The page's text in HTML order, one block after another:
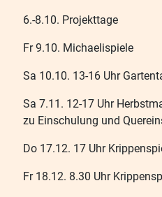
6.-8.10. Projekttage
Fr 9.10. Michaelispiele
Sa 10.10. 13-16 Uhr
Sa 7.11. 12-17 Uhr
zu Einschulung und
Do 17.12. 17 Uhr
Fr 18.12. 8.30 Uhr